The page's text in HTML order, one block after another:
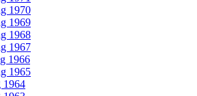
1970
1969
1968
1967
1966
1965
1964